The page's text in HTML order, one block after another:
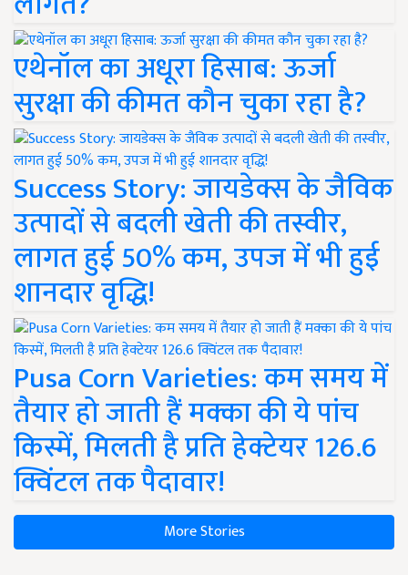
एथेनॉल का अधूरा हिसाब: ऊर्जा
सुरक्षा की कीमत कौन चुका रहा है?
Success Story: जायडेक्स के जैविक
उत्पादों से बदली खेती की तस्वीर,
लागत हुई 50% कम, उपज में भी हुई
शानदार वृद्धि!
Pusa Corn Varieties: कम समय में
तैयार हो जाती हैं मक्का की ये पांच
किस्में, मिलती है प्रति हेक्टेयर 126.6
क्विंटल तक पैदावार!
More Stories